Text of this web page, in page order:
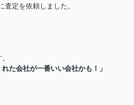
査定を依頼しました。
た会社が一番いい会社かも！」